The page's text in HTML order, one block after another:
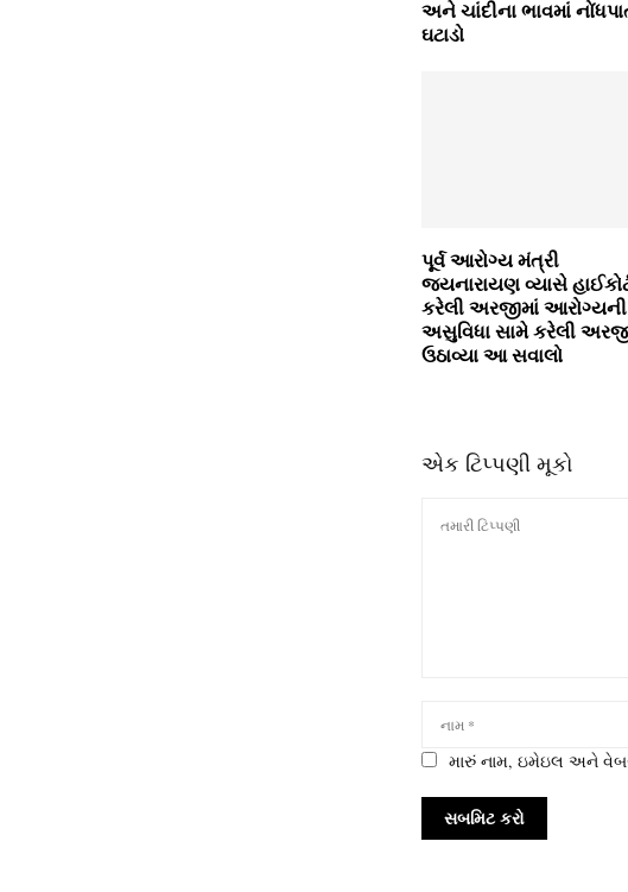
અને ચાંદીના ભાવમાં
ઘટાડો
પૂર્વ આરોગ્ય મંત્રી
જયનારાયણ વ્યાસે
કરેલી અરજીમાં આરોગ્યની
અસુવિધા સામે કરેલી
ઉઠાવ્યા આ સવાલો
એક ટિપ્પણી મૂકો
મારું નામ, ઇમેઇલ અને